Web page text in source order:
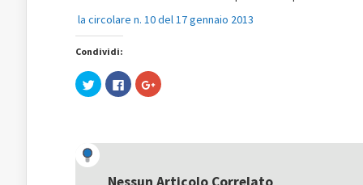
la circolare n. 10 del 17 gennaio 2013
Condividi:
Fai
clic
(Si
apre
una
Fai
clic
nuova
Fai
clic
una